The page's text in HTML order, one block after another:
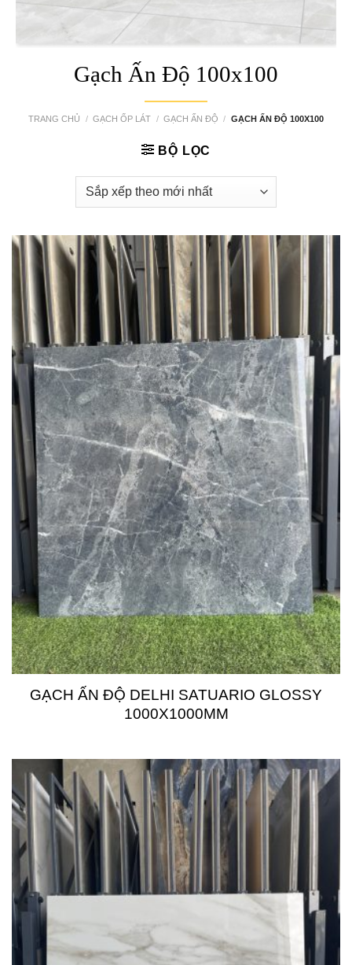
Gạch Ấn Độ 100x100
TRANG CHỦ / GẠCH ỐP LÁT / GẠCH ẤN ĐỘ / GẠCH ẤN ĐỘ 100X100
BỘ LỌC
GẠCH ẤN ĐỘ DELHI SATUARIO GLOSSY
1000X1000MM